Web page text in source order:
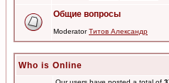
Общие вопросы
ModeratorТитов Александр
Who is Online